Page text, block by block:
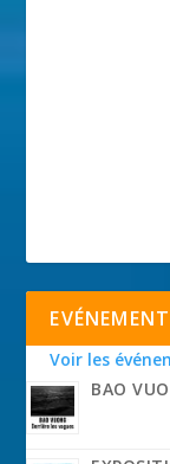
Voir les
BAO